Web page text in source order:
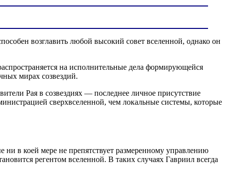
возглавить любой высокий совет вселенной, однако он
на исполнительные дела формирующейся
мирах созвездий.
Рая в созвездиях — последнее личное присутствие
сверхвселенной, чем локальные системы, которые
в коей мере не препятствует размеренному управлению
регентом вселенной. В таких случаях Гавриил всегда